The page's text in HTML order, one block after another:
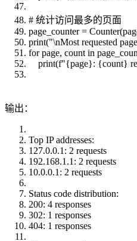
# 统计访问最多的页面
page_counter =
print("\nMost requested
for page, count in
print(f"{page}: {count}
输出：
Top IP addresses:
127.0.0.1: 2 requests
192.168.1.1: 2 requests
10.0.0.1: 2 requests
Status code distribution:
200: 4 responses
302: 1 responses
404: 1 responses